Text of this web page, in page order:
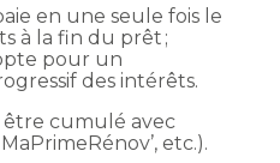
en une seule fois le
à la fin du prêt ;
pour un
des intérêts.
cumulé avec
etc.).